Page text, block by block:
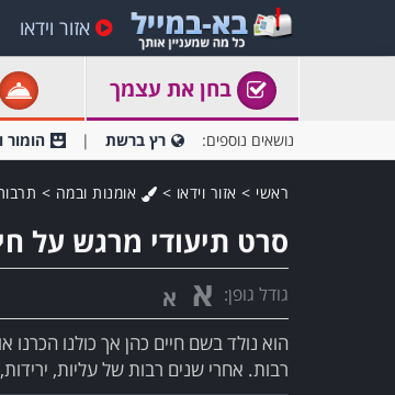
אזור וידאו
בחן את עצמך
נושאים נוספים: רץ ברשת הומור
ראשי > אזור וידאו > אומנות ובמה >
סרט תיעודי מרגש על
גודל גופן: א א
הוא נולד בשם חיים כהן אך כולנו
רבות. אחרי שנים רבות של עליות,